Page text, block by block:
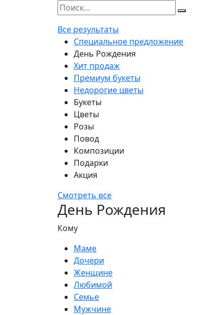
Все результаты
Специальное предложение
День Рождения
Хит продаж
Премиум букеты
Недорогие цветы
Букеты
Цветы
Розы
Повод
Композиции
Подарки
Акция
Смотреть все
День Рождения
Кому
Маме
Дочери
Женщине
Любимой
Семье
Мужчине